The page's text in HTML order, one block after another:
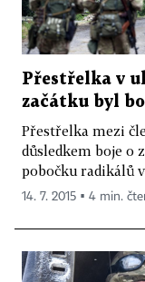
Přestřelka v
začátku byl
Přestřelka mezi
důsledkem boje o
pobočku radikálů
14. 7. 2015 ▪ 4 min.